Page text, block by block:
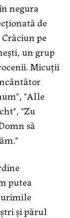
negura
de
pe
un grup
Micuţii
"Alle
"Zu
să
putea
şi părul